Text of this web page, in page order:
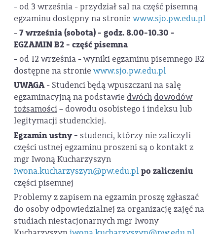
- od 3 września - przydział sal na część pisemną
egzaminu dostępny na stronie www.sjo.pw.edu.pl
-7 września (sobota) - godz. 8.00-10.30 -
EGZAMIN B2 - część pisemna
- od 12 września - wyniki egzaminu pisemnego B2
dostępne na stronie www.sjo.pw.edu.pl
UWAGA- Studenci będą wpuszczani na salę
egzaminacyjną na podstawie dwóch dowodów
tożsamości– dowodu osobistego i indeksu lub
legitymacji studenckiej.
Egzamin ustny - studenci, którzy nie zaliczyli
części ustnej egzaminu proszeni są o kontakt z
mgr Iwoną Kucharzyszyn
iwona.kucharzyszyn@pw.edu.pl po zaliczeniu
części pisemnej
Problemy z zapisem na egzamin proszę zgłaszać
do osoby odpowiedzialnej za organizację zajęć na
studiach niestacjonarnych mgr Iwony